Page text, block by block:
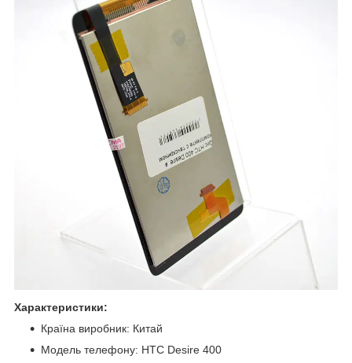
Характеристики:
Країна виробник: Китай
Модель телефону: HTC Desire 400